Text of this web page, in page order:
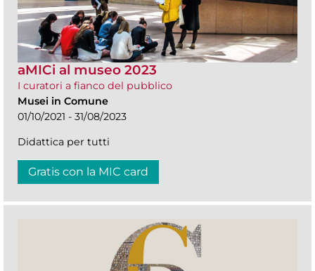
aMICi al museo 2023
I curatori a fianco del pubblico
Musei in Comune
01/10/2021 - 31/08/2023
Didattica per tutti
Gratis con la MIC card